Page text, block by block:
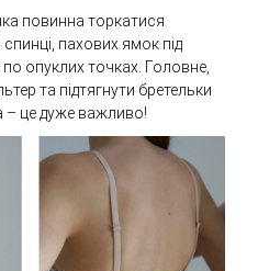
повинна торкатися
пахових ямок під
опуклих точках. Головне,
та підтягнути бретельки
– це дуже важливо!